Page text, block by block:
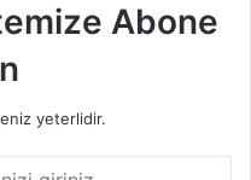
Abone
yeterlidir.